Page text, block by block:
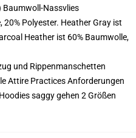
Nassvlies
Polyester. Heather Gray ist
Heather ist 60% Baumwolle,
und Rippenmanschetten
Attire Practices Anforderungen
saggy gehen 2 Größen